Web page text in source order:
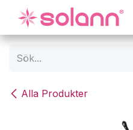
Hoppa till innehåll
Alla Produkter